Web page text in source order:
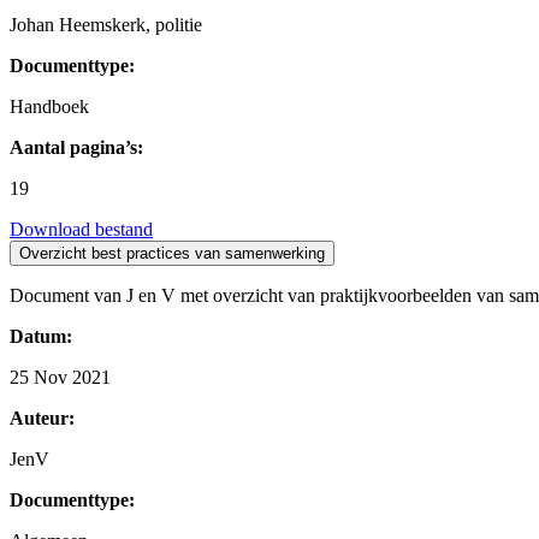
Johan Heemskerk, politie
Documenttype:
Handboek
Aantal pagina’s:
19
Download bestand
Overzicht best practices van samenwerking
Document van J en V met overzicht van praktijkvoorbeelden van
Datum:
25 Nov 2021
Auteur:
JenV
Documenttype: